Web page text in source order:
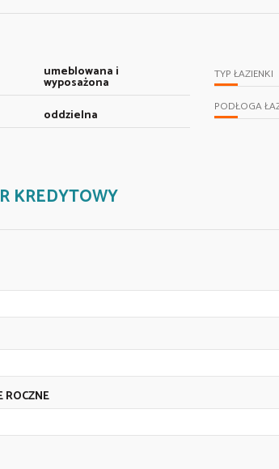
umeblowana i
wyposażona
oddzielna
TYP ŁAZIENKI
PODŁOGA
KREDYTOWY
ROCZNE